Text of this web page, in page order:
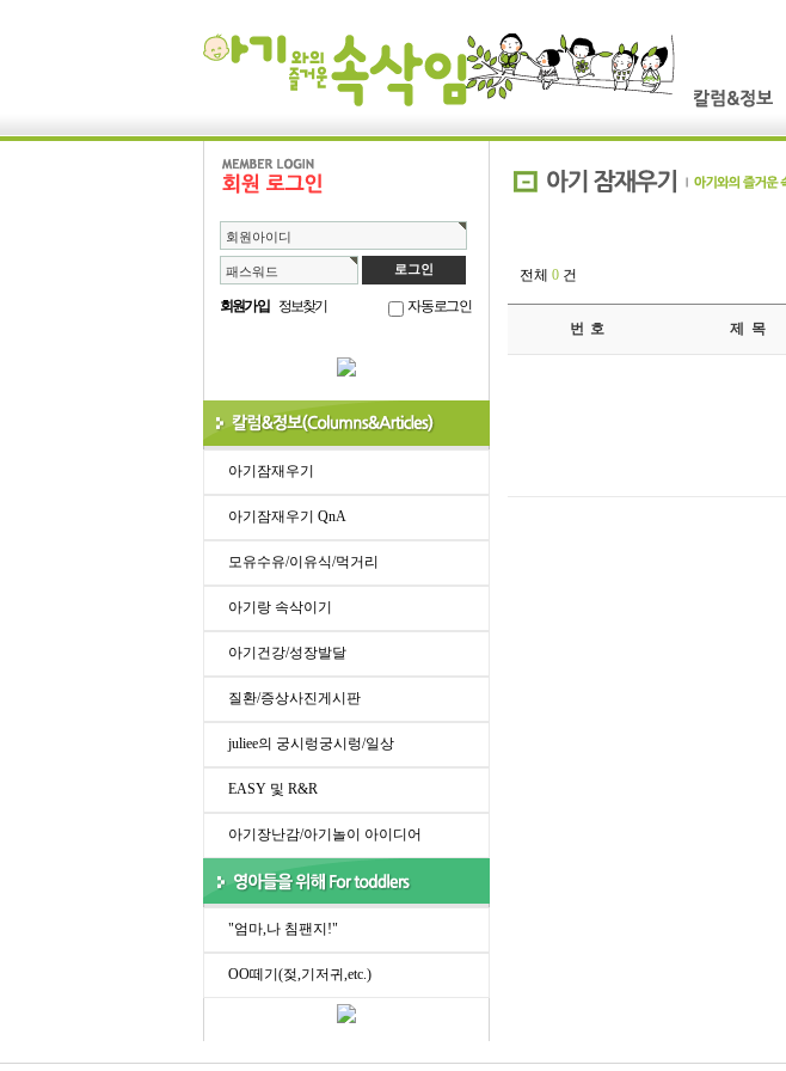
회원아이디
패스워드
회원가입 정보찾기 자동로그인
아기잠재우기
아기잠재우기 QnA
모유수유/이유식/먹거리
아기랑 속삭이기
아기건강/성장발달
질환/증상사진게시판
juliee의 궁시렁궁시렁/일상
EASY 및 R&R
아기장난감/아기놀이 아이디어
"엄마,나 침팬지!"
OO떼기(젖,기저귀,etc.)
전체 0 건
번 호 제 목